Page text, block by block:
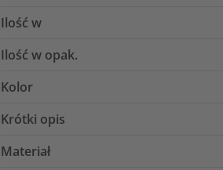
Ilość w
Ilość w opak.
Kolor
Krótki opis
Materiał